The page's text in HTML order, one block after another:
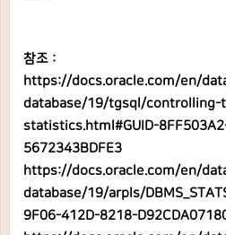
참조 :
https://docs.oracle.com/en/
database/19/tgsql/
statistics.html#GUID-
5672343BDFE3
https://docs.oracle.com/en/
database/19/arpls/
9F06-412D-8218-